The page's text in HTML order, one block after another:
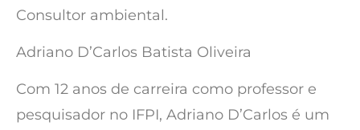
Consultor ambiental.
Adriano D’Carlos Batista Oliveira
Com 12 anos de carreira como professor e
pesquisador no IFPI, Adriano D’Carlos é um